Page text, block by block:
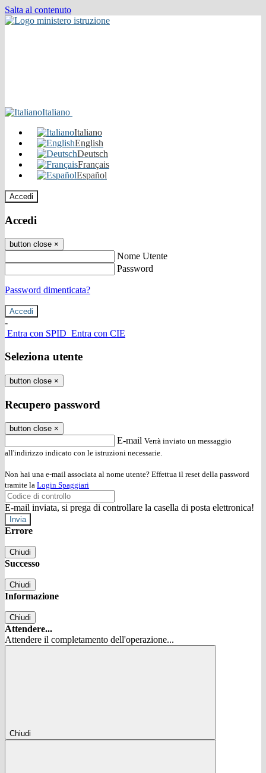
Salta al contenuto
Italiano
Italiano
English
Deutsch
Français
Español
Accedi
Accedi
button close ×
Nome Utente
Password
Password dimenticata?
-
Entra con SPID Entra con CIE
Seleziona utente
button close ×
Recupero password
button close ×
E-mail Verrà inviato un messaggio
all'indirizzo indicato con le istruzioni necessarie.
Non hai una e-mail associata al nome utente? Effettua il reset della password
tramite la Login Spaggiari
E-mail inviata, si prega di controllare la casella di posta elettronica!
Errore
Chiudi
Successo
Chiudi
Informazione
Chiudi
Attendere...
Attendere il completamento dell'operazione...
Chiudi